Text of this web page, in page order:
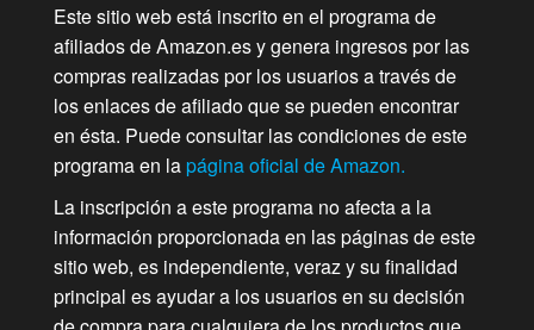
Este sitio web está inscrito en el programa de
afiliados de Amazon.es y genera ingresos por las
compras realizadas por los usuarios a través de
los enlaces de afiliado que se pueden encontrar
en ésta. Puede consultar las condiciones de este
programa en lapágina oficial de Amazon.
La inscripción a este programa no afecta a la
información proporcionada en las páginas de este
sitio web, es independiente, veraz y su finalidad
principal es ayudar a los usuarios en su decisión